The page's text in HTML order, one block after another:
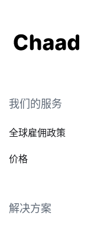
我们的服务
全球雇佣政策
价格
解决方案